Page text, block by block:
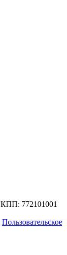
КПП: 772101001
Пользовательское